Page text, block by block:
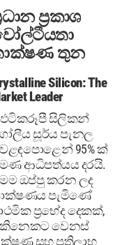
ප්‍රකාශ
තුන
Silicon: The
Leader
සිලිකන්
සූර්ය පැනල
95% ක්
ආධිපත්යය දරයි.
ඔප්පු කරන ලද
පැමිණේ
ප්‍රභේද දෙකක්,
වෙනස්
සහ ප්‍රතිලාභ